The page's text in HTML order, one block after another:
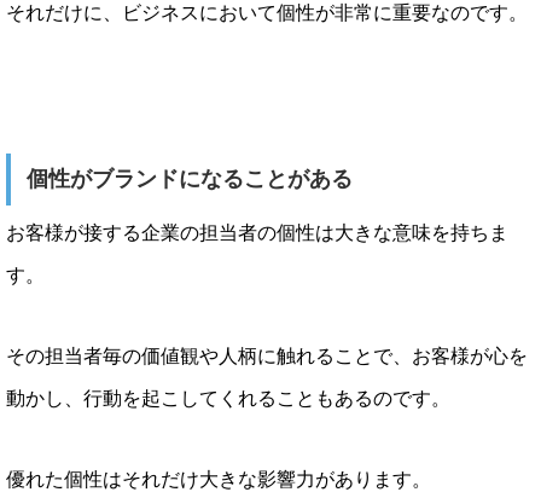
それだけに、ビジネスにおいて個性が非常に重要なのです。
個性がブランドになることがある
お客様が接する企業の担当者の個性は大きな意味を持ちま
す。
その担当者毎の価値観や人柄に触れることで、お客様が心を
動かし、行動を起こしてくれることもあるのです。
優れた個性はそれだけ大きな影響力があります。